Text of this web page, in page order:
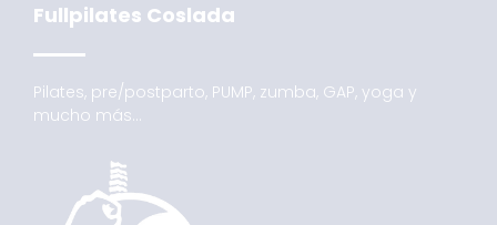
Fullpilates Coslada
Pilates, pre/postparto, PUMP, zumba, GAP, yoga y
mucho más…